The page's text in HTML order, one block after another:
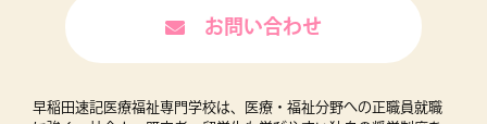
お問い合わせ
早稲田速記医療福祉専門学校は、医療・福祉分野への正職員就職